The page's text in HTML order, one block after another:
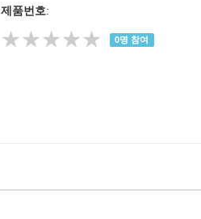
제품번호:
★★★★★ 0명 참여